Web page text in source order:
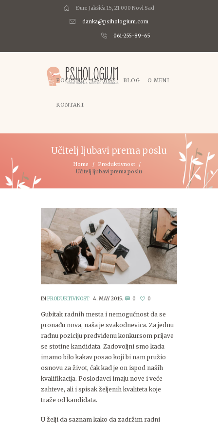
Đure Jakšića 15, 21 000 Novi Sad
danka@psihologium.com
061-255-89-65
POČETNA USLUGE BLOG O MENI
KONTAKT
Učitelj ljubavi prema poslu
Home
Produktivnost
Učitelj ljubavi prema poslu
INPRODUKTIVNOST 4. MAY 2015. 0 0
Gubitak radnih mesta i nemogućnost da se
pronađu nova, naša je svakodnevica. Za jednu
radnu poziciju predviđenu konkursom prijave
se stotine kandidata. Zadovoljni smo kada
imamo bilo kakav posao koji bi nam pružio
osnovu za život, čak kad je on ispod naših
kvalifikacija. Poslodavci imaju nove i veće
zahteve, ali i spisak željenih kvaliteta koje
traže od kandidata.
U želji da saznam kako da zadržim radni